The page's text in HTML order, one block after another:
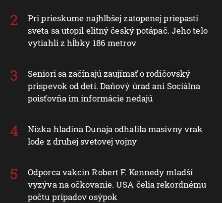
Pri prieskume najhlbšej zatopenej priepasti
sveta sa utopil elitný český potápač. Jeho telo
vytiahli z hĺbky 186 metrov
Seniori sa začínajú zaujímať o rodičovský
príspevok od detí. Daňový úrad ani Sociálna
poisťovňa im informácie nedajú
Nízka hladina Dunaja odhalila masívny vrak
lode z druhej svetovej vojny
Odporca vakcín Robert F. Kennedy mladší
vyzýva na očkovanie. USA čelia rekordnému
počtu prípadov osýpok